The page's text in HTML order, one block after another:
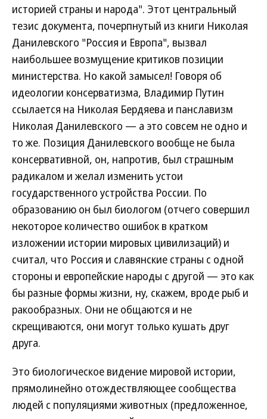
историей страны и народа". Этот центральный
тезис документа, почерпнутый из книги Николая
Данилевского "Россия и Европа", вызвал
наибольшее возмущение критиков позиции
министерства. Но какой замысел! Говоря об
идеологии консерватизма, Владимир Путин
ссылается на Николая Бердяева и панславизм
Николая Данилевского — а это совсем не одно и
то же. Позиция Данилевского вообще не была
консервативной, он, напротив, был страшным
радикалом и желал изменить устои
государственного устройства России. По
образованию он был биологом (отчего совершил
некоторое количество ошибок в кратком
изложении истории мировых цивилизаций) и
считал, что Россия и славянские страны с одной
стороны и европейские народы с другой — это как
бы разные формы жизни, ну, скажем, вроде рыб и
ракообразных. Они не общаются и не
скрещиваются, они могут только кушать друг
друга.
Это биологическое видение мировой истории,
прямолинейно отождествляющее сообщества
людей с популяциями животных (предложенное,